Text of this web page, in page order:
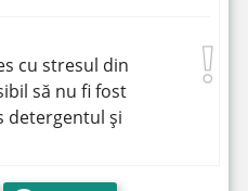
cu stresul din
să nu fi fost
detergentul și